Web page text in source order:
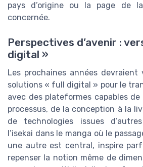
pays d’origine ou la page de
concernée.
Perspectives d’avenir :
digital »
Les prochaines années devraient
solutions « full digital » pour le
avec des plateformes capables de
processus, de la conception à la
de technologies issues
l’isekai dans le manga où le
une autre est central, inspire
repenser la notion même de